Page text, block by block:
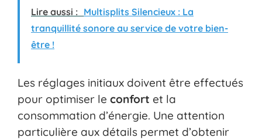
Lire aussi : Multisplits Silencieux : La
tranquillité sonore au service de votre bien-
être !
Les réglages initiaux doivent être effectués
pour optimiser le confort et la
consommation d’énergie. Une attention
particulière aux détails permet d’obtenir